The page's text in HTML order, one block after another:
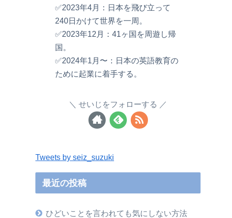
✅2023年4月：日本を飛び立って
240日かけて世界を一周。
✅2023年12月：41ヶ国を周遊し帰
国。
✅2024年1月〜：日本の英語教育の
ために起業に着手する。
せいじをフォローする
Tweets by seiz_suzuki
最近の投稿
ひどいことを言われても気にしない方法